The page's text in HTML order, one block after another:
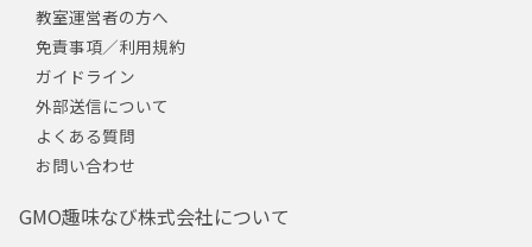
教室運営者の方へ
免責事項／利用規約
ガイドライン
外部送信について
よくある質問
お問い合わせ
GMO趣味なび株式会社について